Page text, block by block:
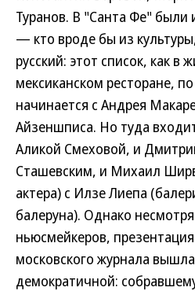
Туранов. В "Санта Фе" были
— кто вроде бы из
русский: этот список, как в
мексиканском ресторане,
начинается с Андрея
Айзеншписа. Но туда
Аликой Смеховой, и
Сташевским, и Михаил
актера) с Илзе Лиепа
балеруна). Однако
ньюсмейкеров,
московского журнала
демократичной: